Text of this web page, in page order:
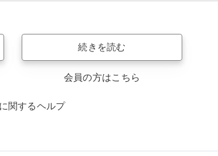
続きを読む
会員の方はこちら
関するヘルプ